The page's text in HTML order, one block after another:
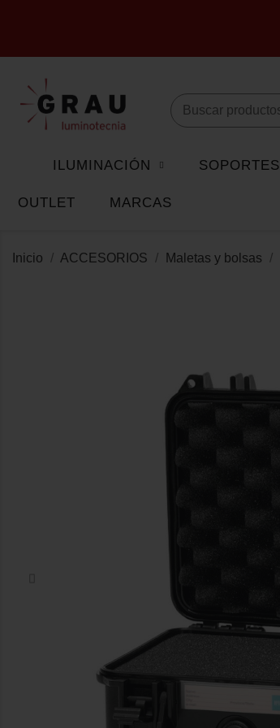
ILUMINACIÓN SOPORTES
OUTLET MARCAS
Inicio ACCESORIOS Maletas y bolsas